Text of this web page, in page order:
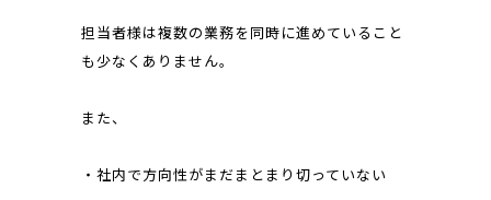
担当者様は複数の業務を同時に進めていること
も少なくありません。
また、
・社内で方向性がまだまとまり切っていない